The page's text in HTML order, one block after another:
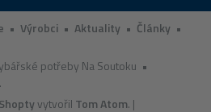
• Výrobci • Aktuality • Články •
potřeby Na Soutoku •
Shoptyvytvořil Tom Atom. |